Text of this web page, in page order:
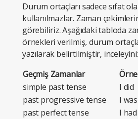
Durum ortaçları sadece sıfat
kullanılmazlar. Zaman
görebiliriz. Aşağıdaki tabloda
örnekleri verilmiş, durum
yazılarak belirtilmiştir,
Geçmiş Zamanlar
simple past tense
I did
past progressive tense
I was
past perfect tense
I